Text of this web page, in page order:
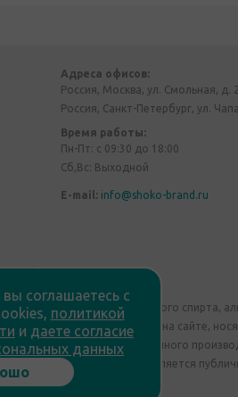
Адреса офисов:
Россия, Москва, ул. Смольная, д.
Россия, Санкт-Петербург, ул.
Время работы:
Пн-Пт: с 09:30 до 18:00
Сб,Вс: Выходной
E-mail: info@shoko-brand.ru
конфиденциальности
и оборота этилового спирта,
материалы, размещенные на сайте,
подарки собственного
Информация на сайте не является
продавце:
соглашаетесь с
политикой
и даете согласие
данных